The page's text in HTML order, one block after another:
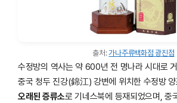
출처:가나주류백화점 광진점
수정방의 역사는 약 600년 전 명나라 시대로
중국 청두 진강(錦江) 강변에 위치한 수정방
오래된 증류소로 기네스북에 등재되었으며, 중